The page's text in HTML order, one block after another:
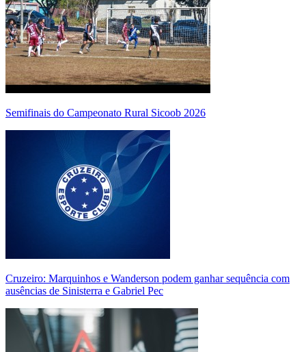
Semifinais do Campeonato Rural Sicoob 2026
Cruzeiro: Marquinhos e Wanderson podem ganhar sequência com
ausências de Sinisterra e Gabriel Pec